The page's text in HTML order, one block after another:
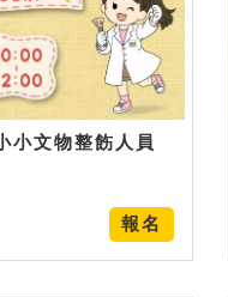
小文物整飭人員
報名